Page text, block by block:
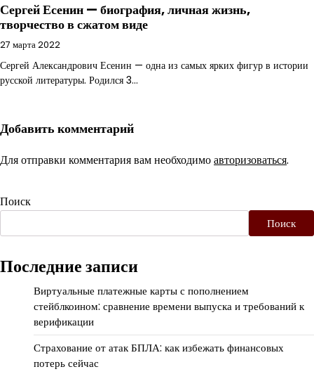
Сергей Есенин — биография, личная жизнь,
творчество в сжатом виде
27 марта 2022
Сергей Александрович Есенин — одна из самых ярких фигур в истории
русской литературы. Родился 3…
Добавить комментарий
Для отправки комментария вам необходимоавторизоваться.
Поиск
Поиск
Последние записи
Виртуальные платежные карты с пополнением
стейблкоином: сравнение времени выпуска и требований к
верификации
Страхование от атак БПЛА: как избежать финансовых
потерь сейчас